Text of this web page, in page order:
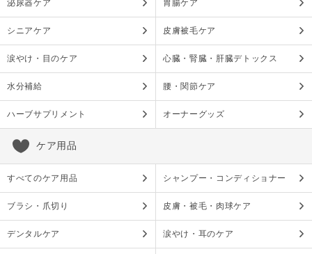
泌尿器ケア 胃腸ケア
シニアケア 皮膚被毛ケア
涙やけ・目のケア 心臓・腎臓・肝臓デトックス
水分補給 腰・関節ケア
ハーブサプリメント オーナーグッズ
ケア用品
すべてのケア用品 シャンプー・コンディショナー
ブラシ・爪切り 皮膚・被毛・肉球ケア
デンタルケア 涙やけ・耳のケア